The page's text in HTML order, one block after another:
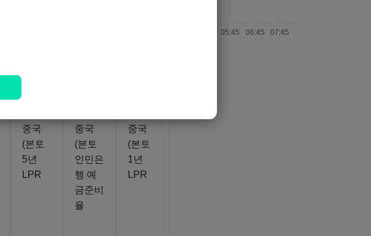
중국
(본토
5년
LPR
중국
(본토
인민은
행 예
금준비
율
중국
(본토
1년
LPR